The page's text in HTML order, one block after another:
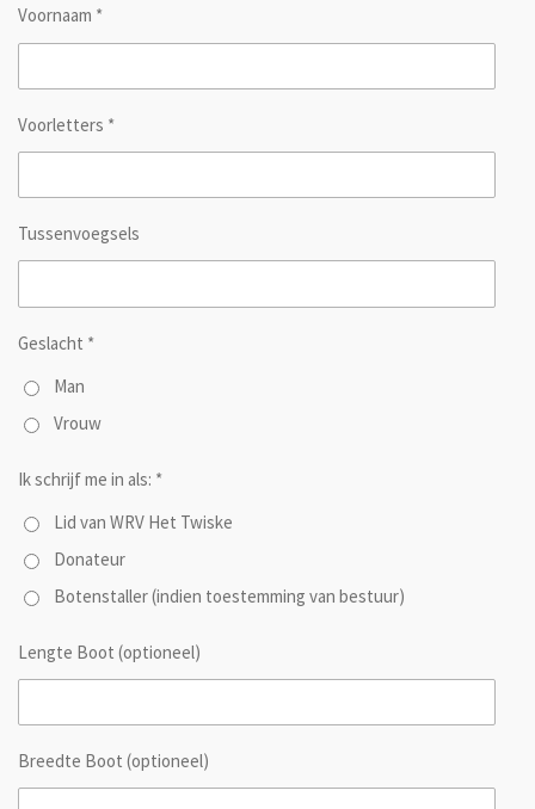
Voornaam *
Voorletters *
Tussenvoegsels
Geslacht *
Man
Vrouw
Ik schrijf me in als: *
Lid van WRV Het Twiske
Donateur
Botenstaller (indien toestemming van bestuur)
Lengte Boot (optioneel)
Breedte Boot (optioneel)